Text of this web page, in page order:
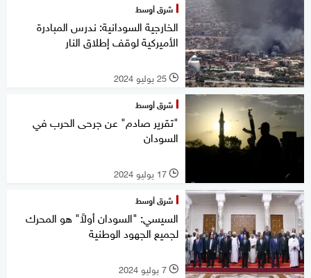
شرق أوسط
الخارجية السودانية: ندرس المبادرة
الأميركية لوقف إطلاق النار
l 25 يوليو 2024
شرق أوسط
"تقرير صادم" عن جرحى الحرب في
السودان
l 17 يوليو 2024
شرق أوسط
السيسي: "السودان أولاً" هو المحرك
لجميع الجهود الوطنية
l 7 يوليو 2024